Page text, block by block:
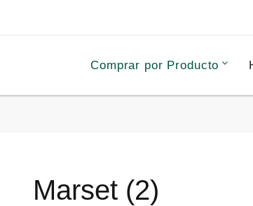
Comprar por Producto
Marset (2)